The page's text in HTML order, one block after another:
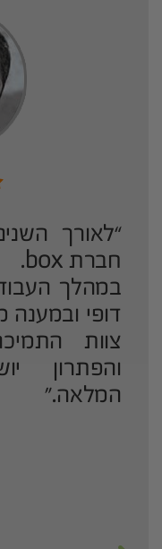
“לאורך
חברת box.
במהלך
דופי ובמענה
צוות
והפתרון
המלאה.”